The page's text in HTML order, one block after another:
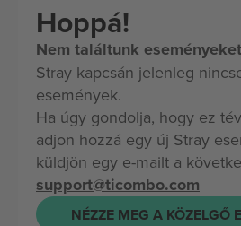
Hoppá!
Nem találtunk
Stray kapcsán jelenleg
események.
Ha úgy gondolja, hogy ez
adjon hozzá egy új Stray
küldjön egy e-mailt a
support@ticombo.com
NÉZZE MEG A KÖZELGŐ